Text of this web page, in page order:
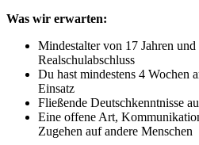
Was wir erwarten:
Mindestalter von 17 Jahren und
Realschulabschluss
Du hast mindestens 4 Wochen
Einsatz
Fließende Deutschkenntnisse
Eine offene Art,
Zugehen auf andere Menschen